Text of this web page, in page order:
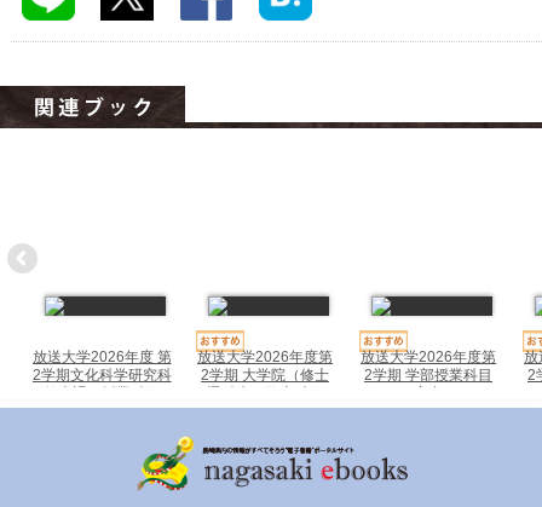
放送大学2026年度 第
2学期文化科学研究科
修士課程授業科目
放送大学2026年度第
2学期 大学院（修士
選科生、修士科目
生）学生募集要項
放送大学2026年度第
2学期 学部授業科目
案内
放
2
小・中学校ナビ
ながよebooks
はさみebooks
ながさき市ebooks
長崎MICE観光マップ